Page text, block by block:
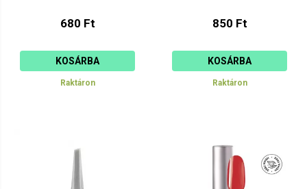
680 Ft
KOSÁRBA
Raktáron
850 Ft
KOSÁRBA
Raktáron